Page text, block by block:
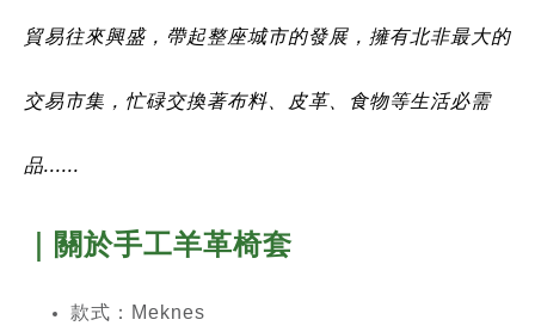
貿易往來興盛，帶起整座城市的發展，擁有北非最大的
交易市集，忙碌交換著布料、皮革、食物等生活必需
品......
｜關於手工羊革椅套
款式：Meknes